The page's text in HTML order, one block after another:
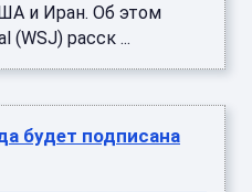
и Иран. Об этом
(WSJ) расск ...
будет подписана